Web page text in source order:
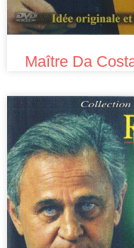
Maître Da